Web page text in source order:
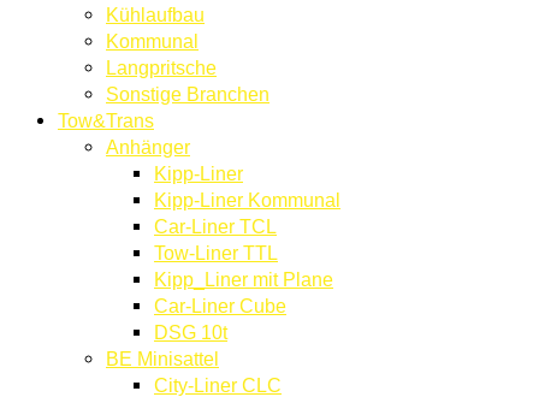
Kühlaufbau
Kommunal
Langpritsche
Sonstige Branchen
Tow&Trans
Anhänger
Kipp-Liner
Kipp-Liner Kommunal
Car-Liner TCL
Tow-Liner TTL
Kipp_Liner mit Plane
Car-Liner Cube
DSG 10t
BE Minisattel
City-Liner CLC